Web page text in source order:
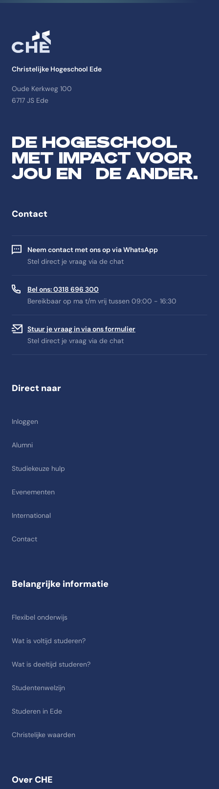
Christelijke Hogeschool Ede
Oude Kerkweg 100
6717 JS Ede
DE HOGESCHOOL
MET IMPACT VOOR
JOU EN DE ANDER.
Contact
Neem contact met ons op via WhatsApp
Stel direct je vraag via de chat
Bel ons: 0318 696 300
Bereikbaar op ma t/m vrij tussen 09:00 - 16:30
Stuur je vraag in via ons formulier
Stel direct je vraag via de chat
Direct naar
Inloggen
Alumni
Studiekeuze hulp
Evenementen
International
Contact
Over CHE
Belangrijke informatie
Flexibel onderwijs
Wat is voltijd studeren?
Wat is deeltijd studeren?
Studentenwelzijn
Studeren in Ede
Christelijke waarden